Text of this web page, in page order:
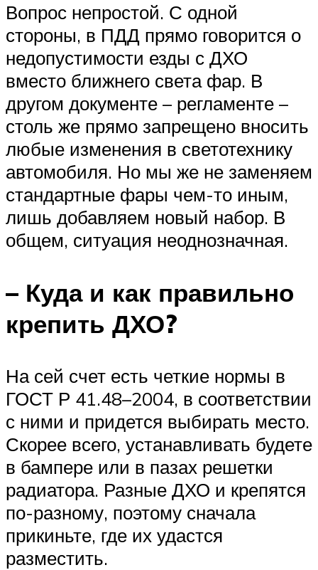
Вопрос непростой. С одной
стороны, в ПДД прямо говорится о
недопустимости езды с ДХО
вместо ближнего света фар. В
другом документе – регламенте –
столь же прямо запрещено вносить
любые изменения в светотехнику
автомобиля. Но мы же не заменяем
стандартные фары чем-то иным,
лишь добавляем новый набор. В
общем, ситуация неоднозначная.
– Куда и как правильно
крепить ДХО?
На сей счет есть четкие нормы в
ГОСТ Р 41.48–2004, в соответствии
с ними и придется выбирать место.
Скорее всего, устанавливать будете
в бампере или в пазах решетки
радиатора. Разные ДХО и крепятся
по-разному, поэтому сначала
прикиньте, где их удастся
разместить.